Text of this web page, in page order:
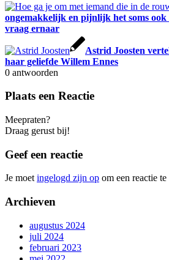
ongemakkelijk en pijnlijk het soms
vraag ernaar
Astrid Joosten
haar geliefde Willem Ennes
0 antwoorden
Plaats een Reactie
Meepraten?
Draag gerust bij!
Geef een reactie
Je moet ingelogd zijn op om een reactie te
Archieven
augustus 2024
juli 2024
februari 2023